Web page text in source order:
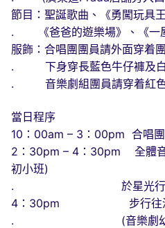
節目：聖誕歌曲、《勇闖玩具
. 《爸爸的遊樂場》、《一
服飾：合唱團團員請外面穿着
. 下身穿長藍色牛仔褲及白
. 音樂劇組團員請穿着紅色
當日程序
10：00am – 3：00pm 合唱
2：30pm – 4：30pm 全體音
初小班)
. 於星光行綵
4：30pm 步行往演
. (音樂劇幼兒及初